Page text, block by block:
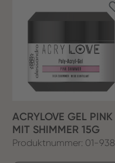
ACRYLOVE GEL PINK
MIT SHIMMER 15G
Produktnummer: 01-938